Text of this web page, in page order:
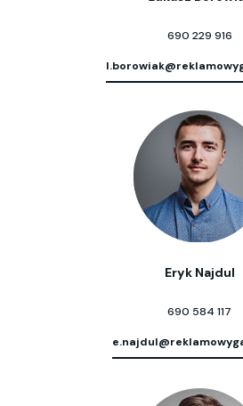
690 229 916
Eryk Najdul
690 584 117